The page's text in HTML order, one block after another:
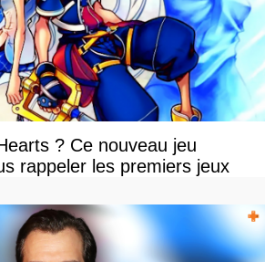
? Ce nouveau jeu
rappeler les premiers jeux